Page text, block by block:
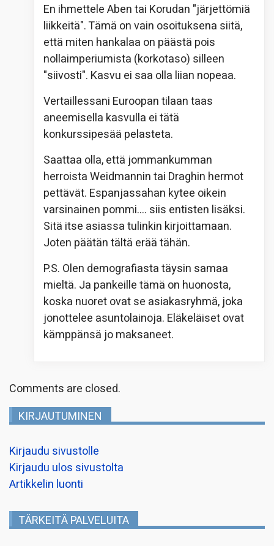
En ihmettele Aben tai Korudan "järjettömiä
liikkeitä". Tämä on vain osoituksena siitä,
että miten hankalaa on päästä pois
nollaimperiumista (korkotaso) silleen
"siivosti". Kasvu ei saa olla liian nopeaa.
Vertaillessani Euroopan tilaan taas
aneemisella kasvulla ei tätä
konkurssipesää pelasteta.
Saattaa olla, että jommankumman
herroista Weidmannin tai Draghin hermot
pettävät. Espanjassahan kytee oikein
varsinainen pommi…. siis entisten lisäksi.
Sitä itse asiassa tulinkin kirjoittamaan.
Joten päätän tältä erää tähän.
P.S. Olen demografiasta täysin samaa
mieltä. Ja pankeille tämä on huonosta,
koska nuoret ovat se asiakasryhmä, joka
jonottelee asuntolainoja. Eläkeläiset ovat
kämppänsä jo maksaneet.
Comments are closed.
KIRJAUTUMINEN
Kirjaudu sivustolle
Kirjaudu ulos sivustolta
Artikkelin luonti
TÄRKEITÄ PALVELUITA